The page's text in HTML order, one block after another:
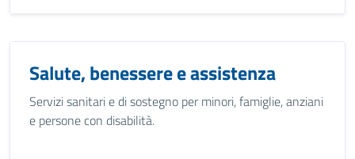
Salute, benessere e assistenza
Servizi sanitari e di sostegno per minori, famiglie, anziani
e persone con disabilità.